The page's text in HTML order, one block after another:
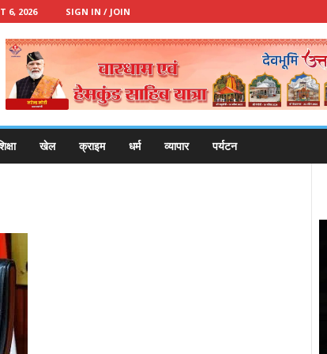
6, 2026 SIGN IN / JOIN
खेल क्राइम धर्म व्यापार पर्यटन